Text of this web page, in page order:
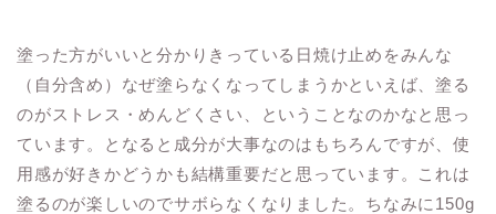
塗った方がいいと分かりきっている日焼け止めをみんな
（自分含め）なぜ塗らなくなってしまうかといえば、塗る
のがストレス・めんどくさい、ということなのかなと思っ
ています。となると成分が大事なのはもちろんですが、使
用感が好きかどうかも結構重要だと思っています。これは
塗るのが楽しいのでサボらなくなりました。ちなみに150g